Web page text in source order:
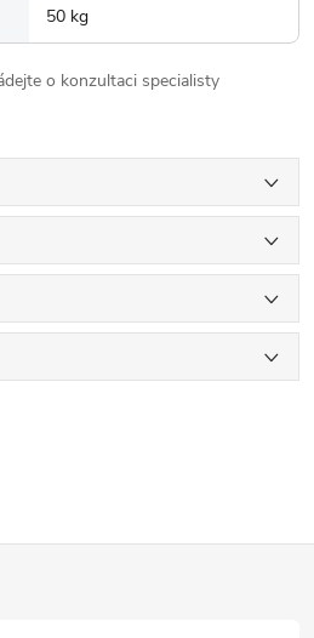
50 kg
o konzultaci specialisty